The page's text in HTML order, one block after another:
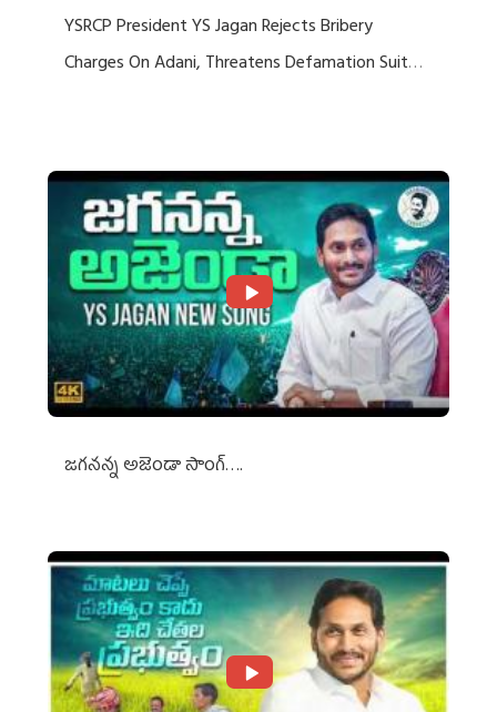
YSRCP President YS Jagan Rejects Bribery
Charges On Adani, Threatens Defamation Suit
జగనన్న అజెండా సాంగ్….